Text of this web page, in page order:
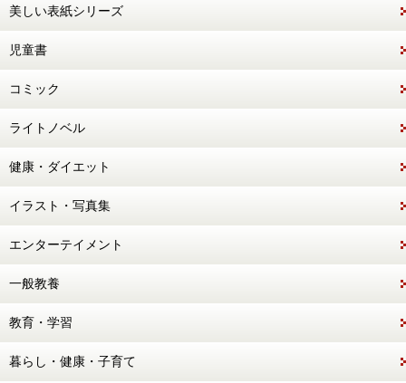
美しい表紙シリーズ
児童書
コミック
ライトノベル
健康・ダイエット
イラスト・写真集
エンターテイメント
一般教養
教育・学習
暮らし・健康・子育て